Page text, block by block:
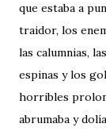
que estaba a
traidor, los
las calumnias,
espinas y los
horribles
abrumaba y